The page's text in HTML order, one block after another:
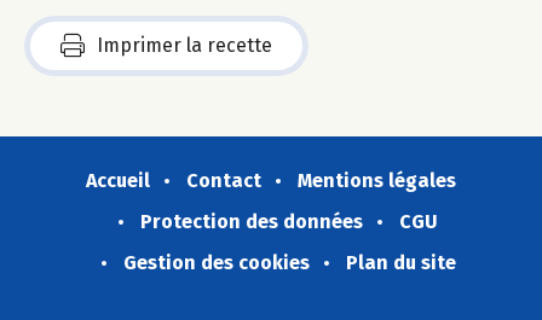
Imprimer la recette
Accueil Contact
Mentions légales
Protection des données
CGU
Gestion des cookies
Plan du site